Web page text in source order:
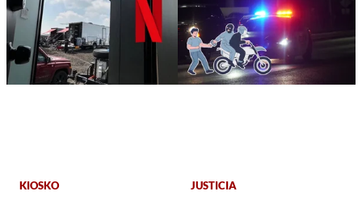
KIOSKO JUSTICIA